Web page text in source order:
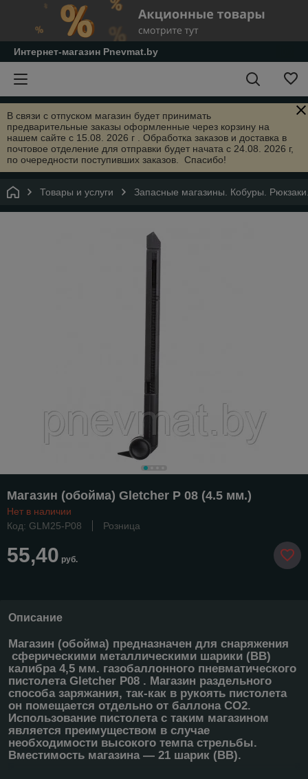
Интернет-магазин Pnevmat.by
В связи с отпуском магазин будет принимать
предварительные заказы оформленные через корзину на
нашем сайте с 15.08. 2026 г . Обработка заказов и доставка в
почтовое отделение для отправки будет начата с 24.08. 2026 г,
по очередности поступивших заказов. Спасибо!
Товары и услуги Запасные магазины. Кобуры.
Магазин (обойма) Gletcher P 08 (4.5 мм.)
Нет в наличии
Код: GLM25-P08
Розница
55,40 руб.
Описание
Магазин (обойма) предназначен для снаряжения
сферическими металлическими шарики (ВВ)
калибра 4,5 мм. газобаллонного пневматического
пистолета Gletcher P08 . Магазин раздельного
способа заряжания, так-как в рукоять пистолета
он помещается отдельно от баллона CO2.
Использование пистолета с таким магазином
является преимуществом в случае
необходимости высокого темпа стрельбы.
Вместимость магазина ― 21 шарик (ВВ).